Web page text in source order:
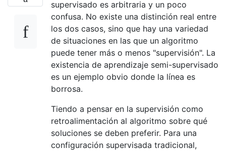
supervisado es arbitraria y un poco
confusa. No existe una distinción real entre
los dos casos, sino que hay una variedad
de situaciones en las que un algoritmo
puede tener más o menos "supervisión". La
existencia de aprendizaje semi-supervisado
es un ejemplo obvio donde la línea es
borrosa.
Tiendo a pensar en la supervisión como
retroalimentación al algoritmo sobre qué
soluciones se deben preferir. Para una
configuración supervisada tradicional,